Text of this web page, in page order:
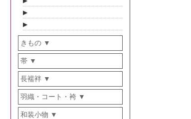
きもの
帯
長襦袢
羽織・コート・袴
和装小物